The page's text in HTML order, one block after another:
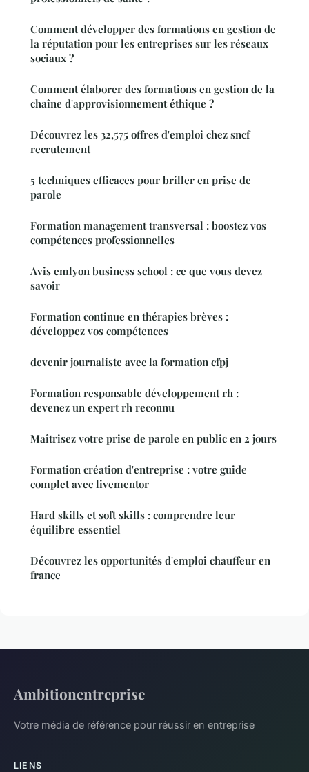
Comment développer des formations en gestion de
la réputation pour les entreprises sur les réseaux
sociaux ?
Comment élaborer des formations en gestion de la
chaîne d'approvisionnement éthique ?
Découvrez les 32,575 offres d'emploi chez sncf
recrutement
5 techniques efficaces pour briller en prise de
parole
Formation management transversal : boostez vos
compétences professionnelles
Avis emlyon business school : ce que vous devez
savoir
Formation continue en thérapies brèves :
développez vos compétences
devenir journaliste avec la formation cfpj
Formation responsable développement rh :
devenez un expert rh reconnu
Maîtrisez votre prise de parole en public en 2 jours
Formation création d'entreprise : votre guide
complet avec livementor
Hard skills et soft skills : comprendre leur
équilibre essentiel
Découvrez les opportunités d'emploi chauffeur en
france
Ambitionentreprise
Votre média de référence pour réussir en entreprise
LIENS